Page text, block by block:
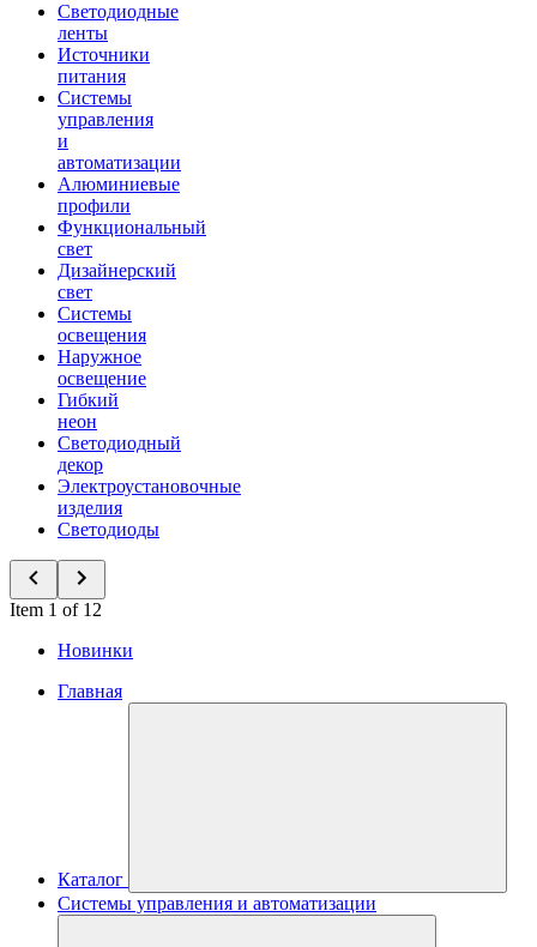
Светодиодные
ленты
Источники
питания
Системы
управления
и
автоматизации
Алюминиевые
профили
Функциональный
свет
Дизайнерский
свет
Системы
освещения
Наружное
освещение
Гибкий
неон
Светодиодный
декор
Электроустановочные
изделия
Светодиоды
Item 1 of 12
Новинки
Главная
Каталог
Системы управления и автоматизации